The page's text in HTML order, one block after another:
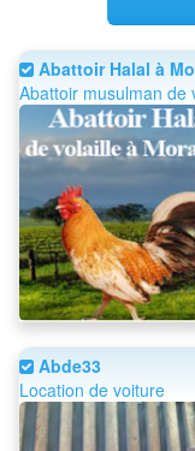
Abattoir Halal à
Abattoir musulman de
Abde33
Location de voiture